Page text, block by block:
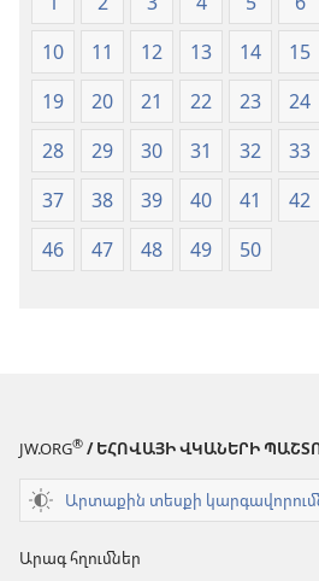
10
11 12 13 14 15
19
20 21 22 23 24
28
29 30 31 32 33
37
38 39 40 41 42
46
47 48 49 50
JW.ORG® / ԵՀՈՎԱՅԻ ՎԿԱՆԵՐԻ
Արտաքին տեսքի
Արագ հղումներ